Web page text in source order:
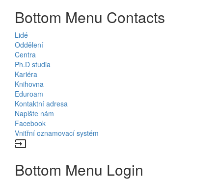
Bottom Menu Contacts
Lidé
Oddělení
Centra
Ph.D studia
Kariéra
Knihovna
Eduroam
Kontaktní adresa
Napište nám
Facebook
Vnitřní oznamovací systém
input
Bottom Menu Login